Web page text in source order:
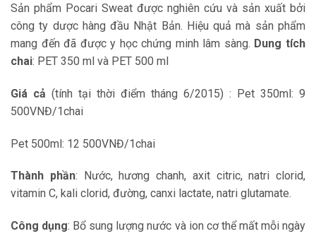
Sản phẩm Pocari Sweat được nghiên cứu và sản xuất bởi
công ty dược hàng đầu Nhật Bản. Hiệu quả mà sản phẩm
mang đến đã được y học chứng minh lâm sàng. Dung tích
chai: PET 350 ml và PET 500 ml
Giá cả (tính tại thời điểm tháng 6/2015) : Pet 350ml: 9
500VNĐ/1chai
Pet 500ml: 12 500VNĐ/1chai
Thành phần: Nước, hương chanh, axit citric, natri clorid,
vitamin C, kali clorid, đường, canxi lactate, natri glutamate.
Công dụng: Bổ sung lượng nước và ion cơ thể mất mỗi ngày